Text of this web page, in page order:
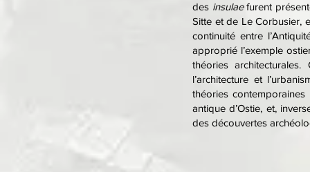
des insulaefurent
Sitte et de Le Corbusier,
continuité entre
approprié l’exemple
théories
l’architecture et
théories contemporaines
antique d’Ostie, et,
des découvertes